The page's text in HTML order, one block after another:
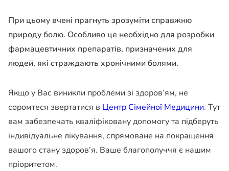
При цьому вчені прагнуть зрозуміти справжню
природу болю. Особливо це необхідно для розробки
фармацевтичних препаратів, призначених для
людей, які страждають хронічними болями.
Якщо у Вас виникли проблеми зі здоров’ям, не
соромтеся звертатися в Центр Сімейної Медицини. Тут
вам забезпечать кваліфіковану допомогу та підберуть
індивідуальне лікування, спрямоване на покращення
вашого стану здоров’я. Ваше благополуччя є нашим
пріоритетом.